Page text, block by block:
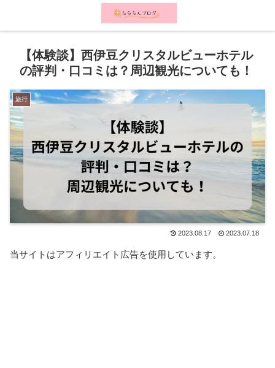
【体験談】西伊豆クリスタルビューホテル
の評判・口コミは？周辺観光についても！
旅行
2023.08.17 2023.07.18
当サイトはアフィリエイト広告を使用しています。